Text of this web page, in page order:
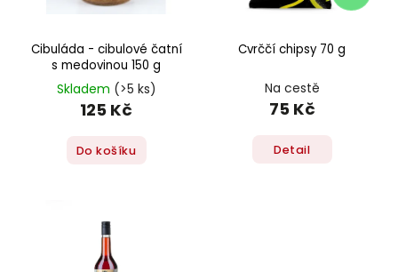
Cibuláda - cibulové čatní
s medovinou 150 g
Skladem (>5 ks)
125 Kč
Do košíku
Cvrččí chipsy 70 g
Na cestě
75 Kč
Detail